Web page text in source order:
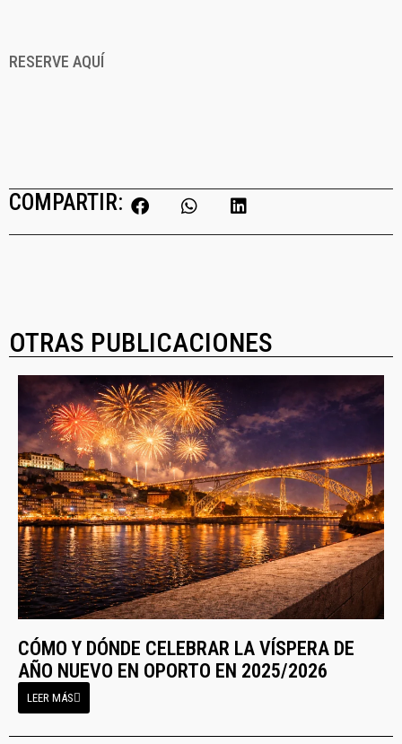
RESERVE AQUÍ
COMPARTIR:
OTRAS PUBLICACIONES
CÓMO Y DÓNDE CELEBRAR LA VÍSPERA DE
AÑO NUEVO EN OPORTO EN 2025/2026
LEER MÁS